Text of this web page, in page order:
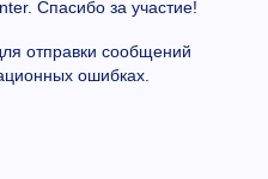
Спасибо за участие!
отправки сообщений
ошибках.